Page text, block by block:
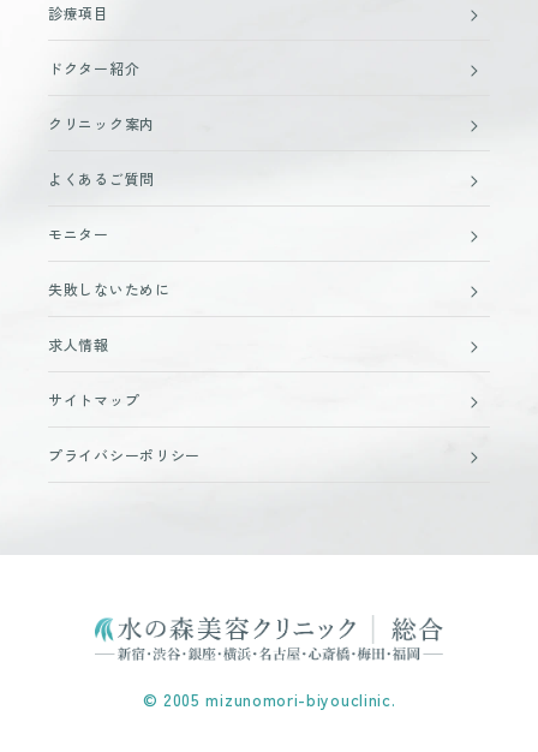
診療項目
ドクター紹介
クリニック案内
よくあるご質問
モニター
失敗しないために
求人情報
サイトマップ
プライバシーポリシー
© 2005 mizunomori-biyouclinic.